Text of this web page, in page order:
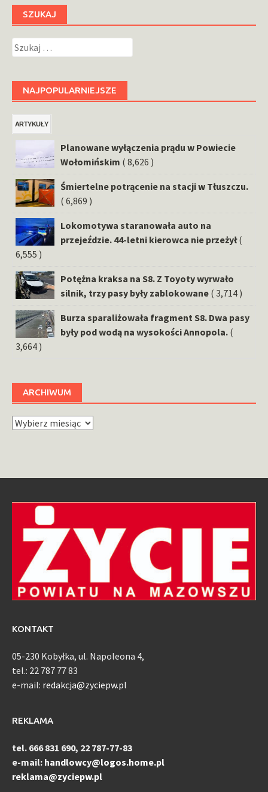
SZUKAJ
Szukaj:
NAJPOPULARNIEJSZE
ARTYKUŁY
Planowane wyłączenia prądu w Powiecie
Wołomińskim ( 8,626 )
Śmiertelne potrącenie na stacji w Tłuszczu.
( 6,869 )
Lokomotywa staranowała auto na
przejeździe. 44-letni kierowca nie przeżył (
6,555 )
Potężna kraksa na S8. Z Toyoty wyrwało
silnik, trzy pasy były zablokowane ( 3,714 )
Burza sparaliżowała fragment S8. Dwa pasy
były pod wodą na wysokości Annopola. (
3,664 )
ARCHIWUM
Archiwum
KONTAKT
05-230 Kobyłka, ul. Napoleona 4,
tel.: 22 787 77 83
e-mail: redakcja@zyciepw.pl
REKLAMA
tel. 666 831 690, 22 787-77-83
e-mail: handlowcy@logos.home.pl
reklama@zyciepw.pl